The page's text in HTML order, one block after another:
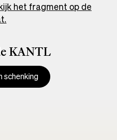
het fragment op de
KANTL
schenking